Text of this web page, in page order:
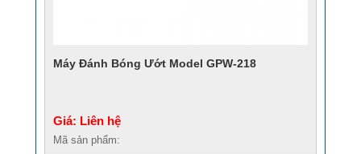
Máy Đánh Bóng Ướt Model GPW-218
Giá: Liên hệ
Mã sản phẩm: